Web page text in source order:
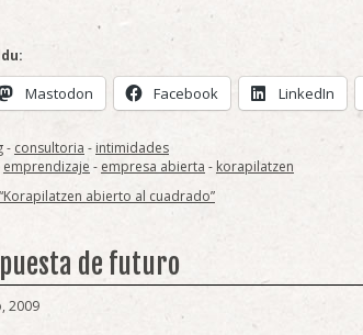
Mastodon Facebook LinkedIn
- consultoria - intimidades
emprendizaje - empresa abierta - korapilatzen
abierto al cuadrado”
de futuro
2009